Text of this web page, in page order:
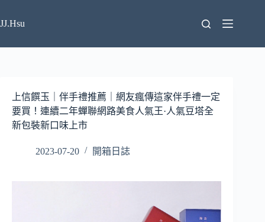
至
要
JJ.Hsu
上信饌玉｜伴手禮推薦｜網友瘋傳這家伴手禮一定
要買！連續二年蟬聯網路美食人氣王·人氣豆塔全
新包裝新口味上市
2023-07-20 開箱日誌